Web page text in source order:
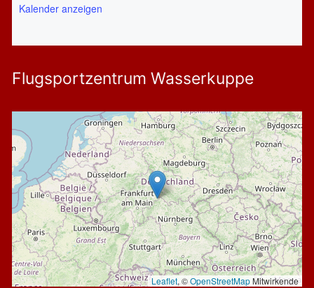
Kalender anzeigen
Flugsportzentrum Wasserkuppe
Leaflet, ©OpenStreetMapMitwirkende